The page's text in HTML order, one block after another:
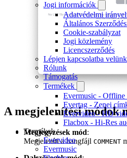
Jogi információk
Adatvédelmi
Általános
Cookie-szabályzat
Jogi közlemény
Licencszerződés
Lépjen kapcsolatba velünk
Rólunk
Támogatás
Termékek
Evermusic - Offline
Evertag - Zenei
Evervideo - HD
Flacbox - Hi-Res
Termékek
Evervideo
Evermusic
A megjelenítési módok
Megjegyzések mód:
Megjeleníti a hangfájl COMMENT